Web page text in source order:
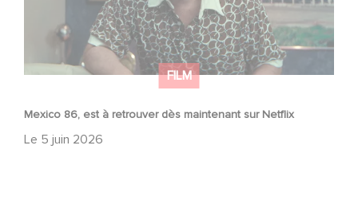
FILM
Mexico 86, est à retrouver dès maintenant sur Netflix
Le 5 juin 2026